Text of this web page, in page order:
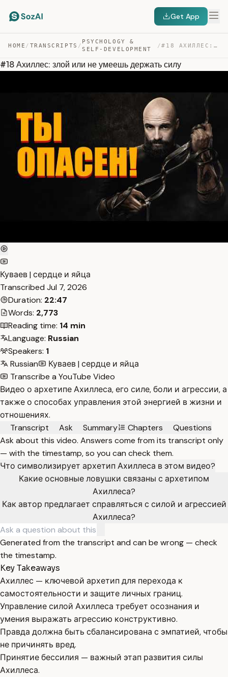
Get App
HOME / TRANSCRIPTS /
PSYCHOLOGY &
SELF-DEVELOPMENT
/ #18 АХИЛЛЕС: ЗЛОЙ ИЛИ НЕ УМЕЕШЬ ДЕРЖАТЬ СИЛУ — TRANSCRIPT
#18 Ахиллес: злой или не умеешь держать силу
Куваев | сердце и яйца
Transcribed Jul 7, 2026
Duration: 22:47
Words: 2,773
Reading time: 14 min
Language: Russian
Speakers: 1
Russian
Куваев | сердце и яйца
Transcribe a YouTube Video
Видео о архетипе Ахиллеса, его силе, боли и агрессии, а
также о способах управления этой энергией в жизни и
отношениях.
Transcript
Ask Summary Chapters
Questions
Ask about this video. Answers come from its transcript only
— with the timestamp, so you can check them.
Что символизирует архетип Ахиллеса в этом видео?
Какие основные ловушки связаны с архетипом
Ахиллеса?
Как автор предлагает справляться с силой и агрессией
Ахиллеса?
Generated from the transcript and can be wrong — check
the timestamp.
Key Takeaways
Ахиллес — ключевой архетип для перехода к
самостоятельности и защите личных границ.
Управление силой Ахиллеса требует осознания и
умения выражать агрессию конструктивно.
Правда должна быть сбалансирована с эмпатией, чтобы
не причинять вред.
Принятие бессилия — важный этап развития силы
Ахиллеса.